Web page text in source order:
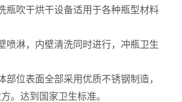
吹干烘干设备适用于各种瓶型材料
淋，内壁清洗同时进行，冲瓶卫生
位表面全部采用优质不锈钢制造，
。达到国家卫生标准。